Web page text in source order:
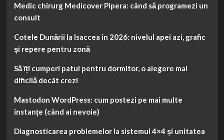
Medic chirurg Medicover Pipera: când să programezi un
consult
Cotele Dunării la Isaccea în 2026: nivelul apei azi, grafic
și repere pentru zonă
Să îți cumperi patul pentru dormitor, o alegere mai
dificilă decât crezi
Mastodon WordPress: cum postezi pe mai multe
instanțe (când ai nevoie)
Diagnosticarea problemelor la sistemul 4×4 și unitatea